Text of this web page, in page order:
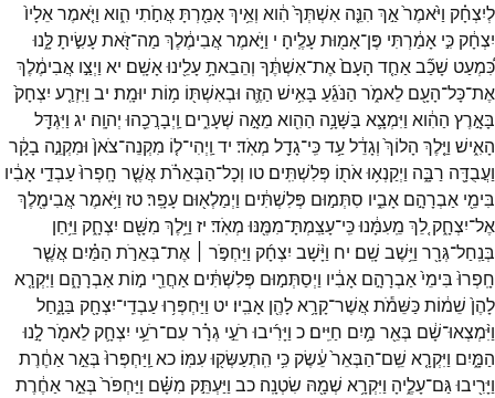
לְיִצְחָ֗ק וַיֹּ֙אמֶר֙אַ֣ךְ הִנֵּ֤ה אִשְׁתְּךָ֙ הִ֔וא וְאֵ֥יךְאָמַ֖רְתָּאֲחֹ֣תִי הִ֑וא וַיֹּ֤אמֶראֵלָיו֙
יִצְחָ֔ק כִּ֣י אָמַ֔רְתִּי פֶּן־אָמ֖וּתעָלֶֽיהָ׃ י וַיֹּ֣אמֶראֲבִימֶ֔לֶךְ מַה־זֹּ֖אתעָשִׂ֣יתָלָּ֑נוּ
כִּ֠מְעַט שָׁכַ֞באַחַ֤ד הָעָם֙אֶת־אִשְׁתֶּ֔ךָ וְהֵבֵאתָ֥עָלֵ֖ינוּאָשָֽׁם׃ יא וַיְצַ֣ו אֲבִימֶ֔לֶךְ
אֶת־כָּל־הָעָ֖ם לֵאמֹ֑ר הַנֹּגֵ֜עַ בָּאִ֥ישׁ הַזֶּ֛ה וּבְאִשְׁתּ֖וֹ מ֥וֹת יוּמָֽת׃ יב וַיִּזְרַ֤ע יִצְחָק֙
בָּאָ֣רֶץ הַהִ֔וא וַיִּמְצָ֛א בַּשָּׁנָ֥ה הַהִ֖וא מֵאָ֣ה שְׁעָרִ֑ים וַֽיְבָרֲכֵ֖הוּ יְהוָֽה׃ יג וַיִּגְדַּ֖ל
הָאִ֑ישׁ וַיֵּ֤לֶךְ הָלוֹךְ֙ וְגָדֵ֔לעַ֥דכִּֽי־גָדַ֖ל מְאֹֽד׃ יד וַֽיְהִי־ל֤וֹ מִקְנֵה־צֹאן֙ וּמִקְנֵ֣ה בָקָ֔ר
וַעֲבֻדָּ֖ה רַבָּ֑ה וַיְקַנְא֥וּאֹת֖וֹ פְּלִשְׁתִּֽים׃ טו וְכָל־הַבְּאֵרֹ֗תאֲשֶׁ֤ר חָֽפְרוּ֙עַבְדֵ֣י אָבִ֔יו
בִּימֵ֖י אַבְרָהָ֣ם אָבִ֑יו סִתְּמ֣וּם פְּלִשְׁתִּ֔ים וַיְמַלְא֖וּם עָפָֽר׃טז וַיֹּ֥אמֶראֲבִימֶ֖לֶךְ
אֶל־יִצְחָ֑ק לֵ֚ךְ מֵֽעִמָּ֔נוּכִּֽי־עָצַֽמְתָּ־מִמֶּ֖נּוּ מְאֹֽד׃ יז וַיֵּ֥לֶךְ מִשָּׁ֖ם יִצְחָ֑ק וַיִּ֥חַן
בְּנַֽחַל־גְּרָ֖ר וַיֵּ֥שֶׁב שָֽׁם׃ יח וַיָּ֨שָׁב יִצְחָ֜ק וַיַּחְפֹּ֣ר ׀ אֶת־בְּאֵרֹ֣ת הַמַּ֗יִם אֲשֶׁ֤ר
חָֽפְרוּ֙ בִּימֵי֙אַבְרָהָ֣ם אָבִ֔יו וַיְסַתְּמ֣וּם פְּלִשְׁתִּ֔ים אַחֲרֵ֖י מ֣וֹתאַבְרָהָ֑ם וַיִּקְרָ֤א
לָהֶן֙ שֵׁמ֔וֹתכַּשֵּׁמֹ֕תאֲשֶׁר־קָרָ֥אלָהֶ֖ן אָבִֽיו׃ יט וַיַּחְפְּר֥וּעַבְדֵֽי־יִצְחָ֖ק בַּנָּ֑חַל
וַיִּ֨מְצְאוּ־שָׁ֔ם בְּאֵ֖ר מַ֥יִם חַיִּֽים׃ כ וַיָּרִ֜יבוּ רֹעֵ֣י גְרָ֗רעִם־רֹעֵ֥י יִצְחָ֛ק לֵאמֹ֖רלָ֣נוּ
הַמָּ֑יִם וַיִּקְרָ֤א שֵֽׁם־הַבְּאֵר֙עֵ֔שֶׂק כִּ֥י הִֽתְעַשְּׂק֖וּעִמּֽוֹ׃ כא וַֽיַּחְפְּרוּ֙ בְּאֵ֣ראַחֶ֔רֶת
וַיָּרִ֖יבוּגַּם־עָלֶ֑יהָ וַיִּקְרָ֥א שְׁמָ֖הּ שִׂטְנָֽה׃ כב וַיַּעְתֵּ֣ק מִשָּׁ֗ם וַיַּחְפֹּר֙ בְּאֵ֣ראַחֶ֔רֶת